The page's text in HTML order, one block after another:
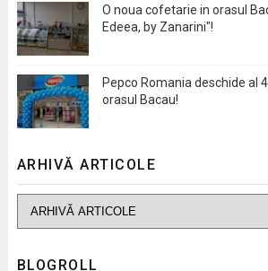
O noua cofetarie in orasul
Edeea, by Zanarini"!
Pepco Romania deschide al
orasul Bacau!
ARHIVĂ ARTICOLE
BLOGROLL